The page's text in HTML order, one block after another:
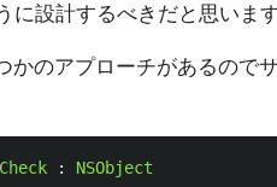
設計するべきだと思います
かのアプローチがあるので
: NSObject